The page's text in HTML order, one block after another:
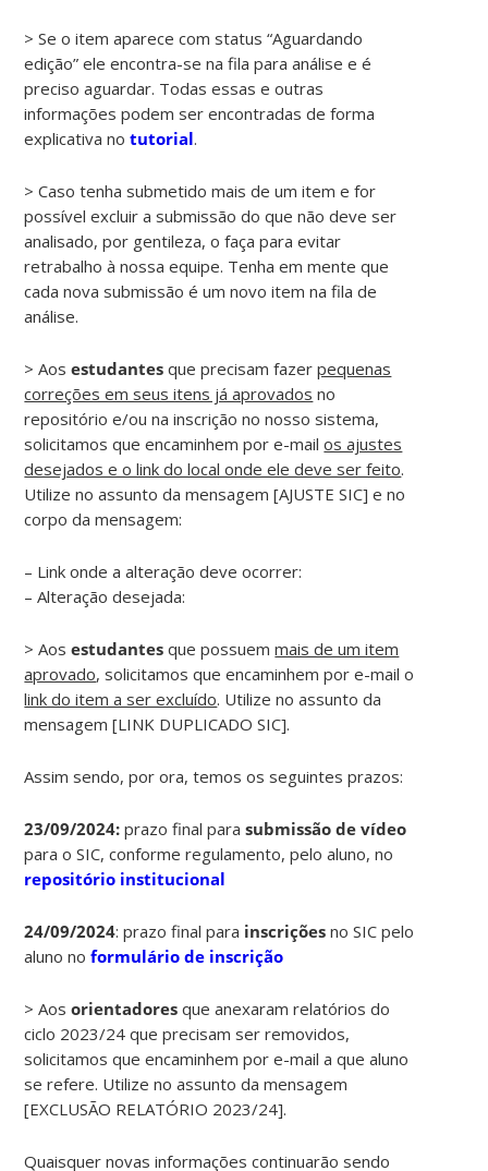
> Se o item aparece com status “Aguardando
edição” ele encontra-se na fila para análise e é
preciso aguardar. Todas essas e outras
informações podem ser encontradas de forma
explicativa notutorial.
> Caso tenha submetido mais de um item e for
possível excluir a submissão do que não deve ser
analisado, por gentileza, o faça para evitar
retrabalho à nossa equipe. Tenha em mente que
cada nova submissão é um novo item na fila de
análise.
> Aosestudantes que precisam fazerpequenas
correções em seus itens já aprovados no
repositório e/ou na inscrição no nosso sistema,
solicitamos que encaminhem por e-mailos ajustes
desejados e o link do local onde ele deve ser feito.
Utilize no assunto da mensagem [AJUSTE SIC] e no
corpo da mensagem:
– Link onde a alteração deve ocorrer:
– Alteração desejada:
> Aosestudantes que possuemmais de um item
aprovado, solicitamos que encaminhem por e-mail o
link do item a ser excluído. Utilize no assunto da
mensagem [LINK DUPLICADO SIC].
Assim sendo, por ora, temos os seguintes prazos:
23/09/2024: prazo final parasubmissão de vídeo
para o SIC, conforme regulamento, pelo aluno, no
repositório institucional
24/09/2024: prazo final para inscrições no SIC pelo
aluno noformulário de inscrição
> Aosorientadores que anexaram relatórios do
ciclo 2023/24 que precisam ser removidos,
solicitamos que encaminhem por e-mail a que aluno
se refere. Utilize no assunto da mensagem
[EXCLUSÃO RELATÓRIO 2023/24].
Quaisquer novas informações continuarão sendo